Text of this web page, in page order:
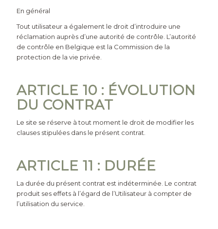
En général
Tout utilisateur a également le droit d’introduire une
réclamation auprès d’une autorité de contrôle. L’autorité
de contrôle en Belgique est la Commission de la
protection de la vie privée
ARTICLE 10 : ÉVOLUTION
DU CONTRAT
Le site se réserve à tout moment le droit de modifier les
clauses stipulées dans le présent contrat.
ARTICLE 11 : DURÉE
La durée du présent contrat est indéterminée. Le contrat
produit ses effets à l’égard de l’Utilisateur à compter de
l’utilisation du service.